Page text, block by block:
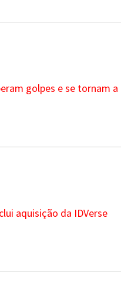
golpes e se tornam
aquisição da IDVerse